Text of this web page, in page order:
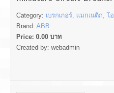
Category: เบรกเกอร์, แมกเนติก, โ
Brand: ABB
Price: 0.00 บาท
Created by: webadmin